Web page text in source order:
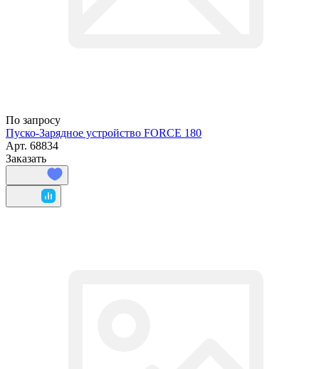
По запросу
Пуско-Зарядное устройство FORCE 180
Арт. 68834
Заказать